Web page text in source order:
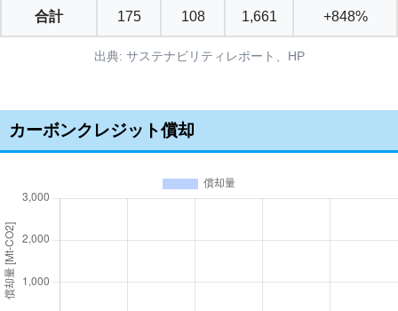
合計 175 108 1,661 +848%
出典: サステナビリティレポート、HP
カーボンクレジット償却